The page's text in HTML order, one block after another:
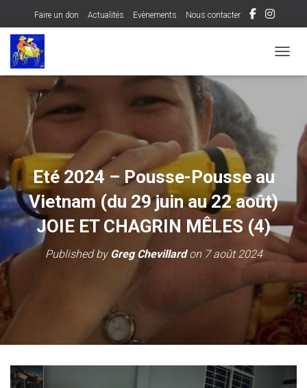
Faire un don Actualités Evènements Nous contacter
Eté 2024 – Pousse-Pousse au
Vietnam (du 29 juin au 22 août)
JOIE ET CHAGRIN MÊLES (4)
Published byGreg Chevillardon 7 août 2024